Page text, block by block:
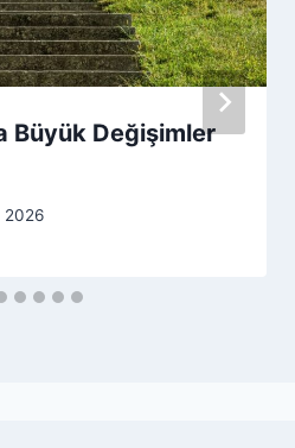
Büyük Değişimler
2026